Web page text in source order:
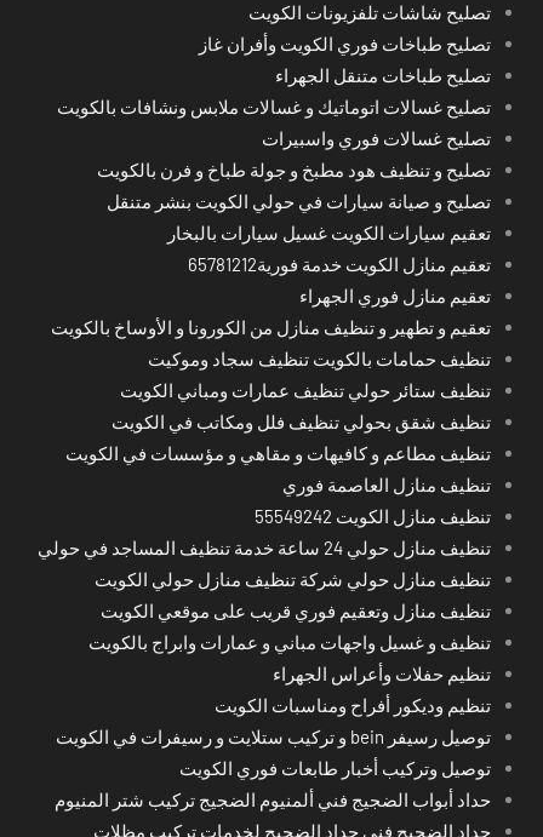
تصليح شاشات تلفزيونات الكويت
تصليح طباخات فوري الكويت وأفران غاز
تصليح طباخات متنقل الجهراء
تصليح غسالات اتوماتيك و غسالات ملابس ونشافات بالكويت
تصليح غسالات فوري واسبيرات
تصليح و تنظيف هود مطبخ و جولة طباخ و فرن بالكويت
تصليح و صيانة سيارات في حولي الكويت بنشر متنقل
تعقيم سيارات الكويت غسيل سيارات بالبخار
تعقيم منازل الكويت خدمة فورية65781212
تعقيم منازل فوري الجهراء
تعقيم و تطهير و تنظيف منازل من الكورونا و الأوساخ بالكويت
تنظيف حمامات بالكويت تنظيف سجاد وموكيت
تنظيف ستائر حولي تنظيف عمارات ومباني الكويت
تنظيف شقق بحولي تنظيف فلل ومكاتب في الكويت
تنظيف مطاعم و كافيهات و مقاهي و مؤسسات في الكويت
تنظيف منازل العاصمة فوري
تنظيف منازل الكويت 55549242
تنظيف منازل حولي 24 ساعة خدمة تنظيف المساجد في حولي
تنظيف منازل حولي شركة تنظيف منازل حولي الكويت
تنظيف منازل وتعقيم فوري قريب على موقعي الكويت
تنظيف و غسيل واجهات مباني و عمارات وابراج بالكويت
تنظيم حفلات وأعراس الجهراء
تنظيم وديكور أفراح ومناسبات الكويت
توصيل رسيفر bein و تركيب ستلايت و رسيفرات في الكويت
توصيل وتركيب أخبار طابعات فوري الكويت
حداد أبواب الضجيج فني ألمنيوم الضجيج تركيب شتر المنيوم
حداد الضجيج فني حداد الضجيج لخدمات تركيب مظلات